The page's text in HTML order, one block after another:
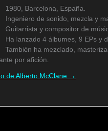
1980, Barcelona, España.
Ingeniero de sonido, mezcla y
Guitarrista y compositor de
Ha lanzado 4 álbumes, 9 EPs y
También ha mezclado,
por afición.
de Alberto McClane →